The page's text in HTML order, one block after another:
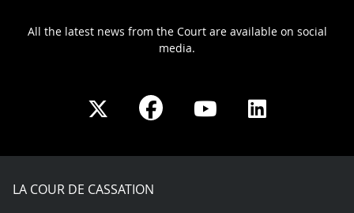
All the latest news from the Court are available on social
media.
Share
X
Share
Facebook
Share
YoutubeLinkedIn
LA COUR DE CASSATION